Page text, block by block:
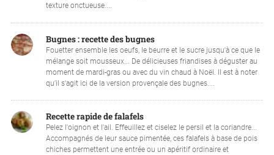
texture onctueuse....
Bugnes : recette des bugnes
Fouetter ensemble les oeufs, le beurre et le sucre jusqu'à ce que le
mélange soit mousseux... De délicieuses friandises à déguster au
moment de mardi-gras ou avec du vin chaud à Noël. Il est à noter
qu’il s'agit ici de la version provençale des bugnes....
Recette rapide de falafels
Pelez l'oignon et l'ail. Effeuillez et ciselez le persil et la coriandre...
Accompagnés de leur sauce pimentée, ces falafels à base de pois
chiches permettent une entrée ou un apéritif ordinaire et